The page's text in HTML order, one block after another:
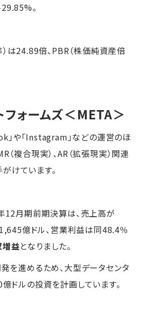
。
は24.89倍、PBR（株価純資産倍
フォームズ＜META＞
」や「Instagram」などの運営のほ
（複合現実）、AR（拡張現実）関連
けています。
12月期前期決算は、売上高が
億ドル、営業利益は同48.4％
益となりました。
を進めるため、大型データセンタ
ドルの投資を計画しています。